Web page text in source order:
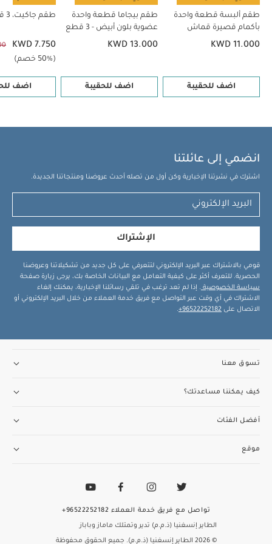
طقم ألبسة قطعة واحدة
بأكمام قصيرة قماش
عضوي بلون أبيض - 5 قطع
KWD 11.000
اضف للحقيبة
طقم بيجاما قطعة واحدة
عضوية بلون أبيض - 3 قطع
KWD 13.000
اضف للحقيبة
طقم جاكيت، 3 قطع
KWD 7.750
(50% خصم)
اضف
انضمي إلى عائلتنا
اشترك في نشرتنا الإخبارية وكن أول من تصله أحدث عروضنا ومنتجاتنا الجديدة.
الإشتراك
قومي بالاشتراك عبر البريد الإلكتروني لتتعرفي على كل جديد من تشكيلاتنا وعروضنا
الحصرية. للتعرف أكثر على كيفية التعامل مع البيانات الخاصة بك، يرجى زيارة صفحة
سياسة الخصوصية . إذا لم تعد ترغب في تلقي رسائلنا الإخبارية، يمكنك إلغاء
الاشتراك في أي وقت عبر التواصل مع فريق خدمة العملاء من خلال البريد الإلكتروني أو
الاتصال على 96522252182+
.
تسوق معنا
كيف يمكننا مساعدتك؟
أفضل الفئات
موقع
الطاير إنسغنيا (ذ.م.م) تدير وتمتلك ماماز وباباز
© 2026 الطاير إنسغنيا (ذ.م.م). جميع الحقوق محفوظة
تواصل مع فريق خدمة العملاء 96522252182+